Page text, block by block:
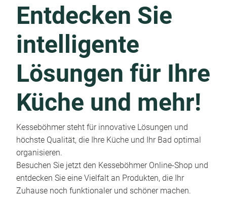
Entdecken Sie
intelligente
Lösungen für Ihre
Küche und mehr!
Kesseböhmer steht für innovative Lösungen und
höchste Qualität, die Ihre Küche und Ihr Bad optimal
organisieren.
Besuchen Sie jetzt den Kesseböhmer Online-Shop und
entdecken Sie eine Vielfalt an Produkten, die Ihr
Zuhause noch funktionaler und schöner machen.